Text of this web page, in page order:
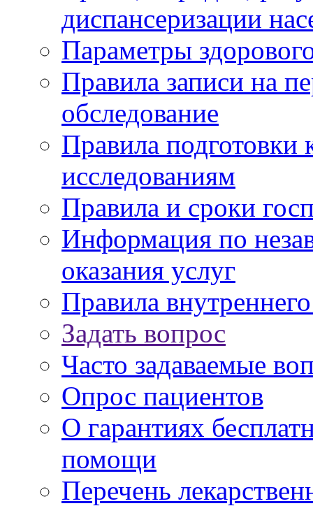
диспансеризации
Параметры
Правила записи на
обследование
Правила подготовки
исследованиям
Правила и сроки
Информация по
оказания услуг
Правила
Задать вопрос
Часто задаваемые
Опрос пациентов
О гарантиях
помощи
Перечень